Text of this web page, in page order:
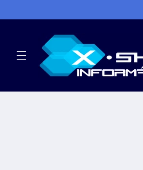
conteúdo